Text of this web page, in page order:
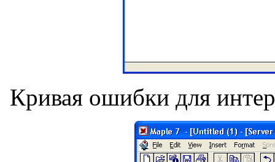
Кривая ошибки для